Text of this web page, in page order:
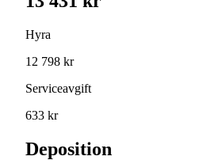
Hyra
12 798 kr
Serviceavgift
633 kr
Deposition